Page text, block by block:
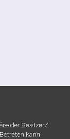
der Besitzer/​
kann